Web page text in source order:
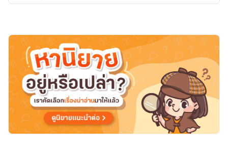
มารดา
เลี้ยง
ไก่
กลาย
เป็น
เศรษฐีนี
ใน
ยุค